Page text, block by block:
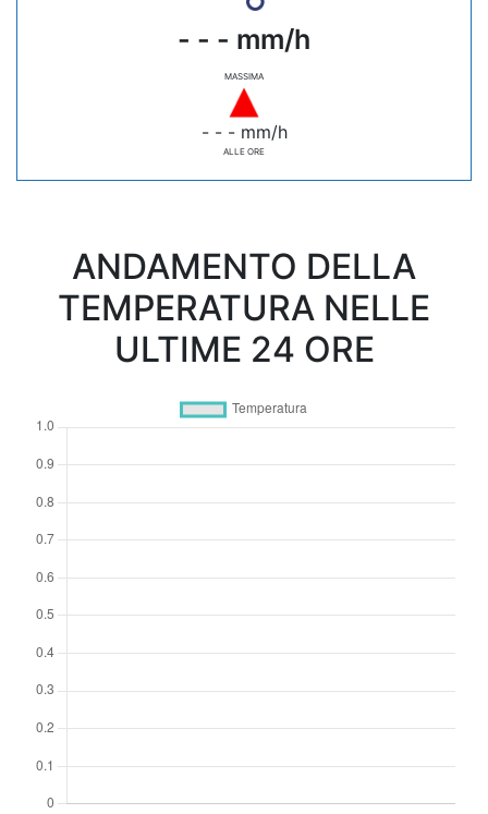
- - - mm/h
MASSIMA
- - - mm/h
ALLE ORE
ANDAMENTO DELLA
TEMPERATURA NELLE
ULTIME 24 ORE